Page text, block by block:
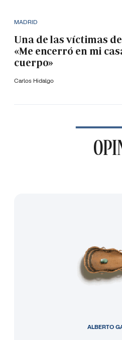
MADRID
Una de las víctimas
«Me encerró en mi
cuerpo»
Carlos Hidalgo
ALBERTO